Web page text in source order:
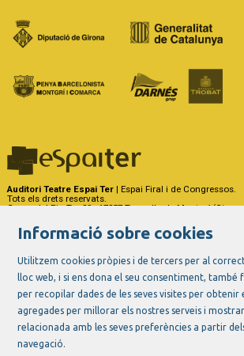
Auditori Teatre Espai Ter | Espai Firal i de Congressos.
Tots els drets reservats.
Carrer del Riu Ter, 29 - 17257 Torroella de Montgrí
Link a instagram
Link a youtube
Link a twitter
Link a facebook
Informació sobre cookies
Utilitzem cookies pròpies i de tercers per al
lloc web, i si ens dona el seu consentiment, també
per recopilar dades de les seves visites per obtenir
agregades per millorar els nostres serveis i
relacionada amb les seves preferències a partir
navegació.